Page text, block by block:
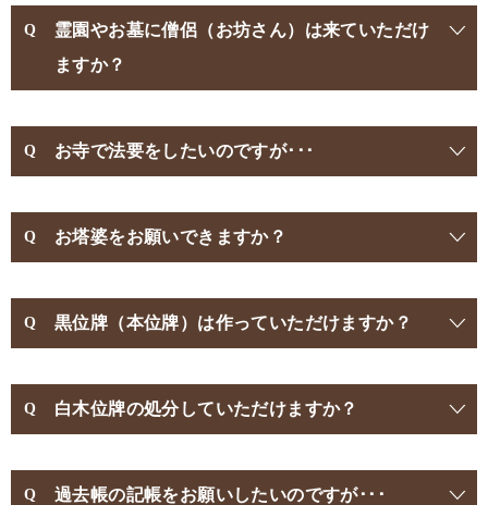
霊園やお墓に僧侶（お坊さん）は来ていただけ
ますか？
お寺で法要をしたいのですが･･･
お塔婆をお願いできますか？
黒位牌（本位牌）は作っていただけますか？
白木位牌の処分していただけますか？
過去帳の記帳をお願いしたいのですが･･･